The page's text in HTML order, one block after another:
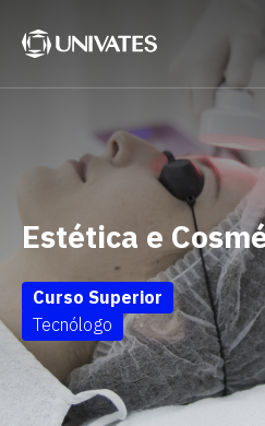
Estética e
Curso Superior
Tecnólogo